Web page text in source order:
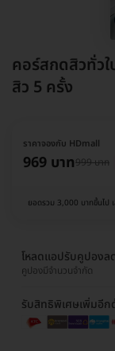
คอร์สกดสิวทั่ว
สิว 5 ครั้ง
ราคาจองกับ HDmall
969 บาท999 บาท
ยอดรวม 3,000 บาทขึ้นไป
โหลดแอปรับคูปองล
คูปองมีจำนวนจำกัด
รับสิทธิพิเศษเพิ่มอี